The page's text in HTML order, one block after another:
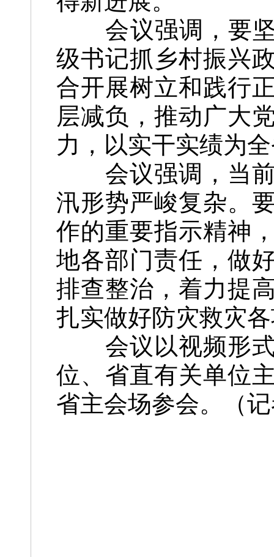
会议强调，要坚
级书记抓乡村振兴
合开展树立和践行
层减负，推动广大
力，以实干实绩为
会议强调，当前
汛形势严峻复杂。
作的重要指示精神
地各部门责任，做
排查整治，着力提
扎实做好防灾救灾
会议以视频形式
位、省直有关单位
省主会场参会。
（